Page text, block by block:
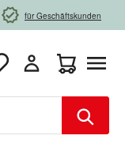
für Geschäftskunden